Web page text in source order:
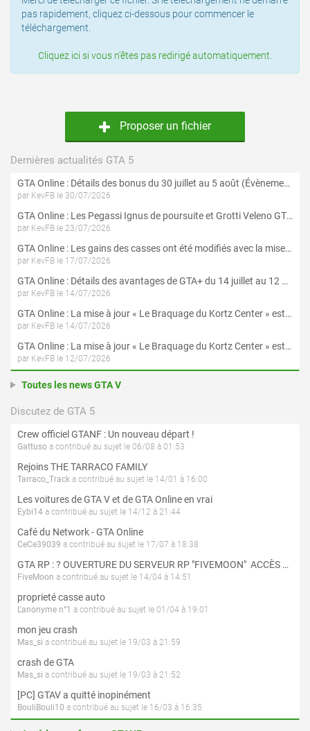
pas rapidement, cliquez ci-dessous pour commencer le
téléchargement.
Cliquez ici si vous n'êtes pas redirigé automatiquement.
Proposer un fichier
Dernières actualités GTA 5
GTA Online : Détails des bonus du 30 juillet au 5 août (Évènement « Braquages d'été »)
par KevFB le 30/07/2026
GTA Online : Les Pegassi Ignus de poursuite et Grotti Veleno GT sont maintenant disponibles
par KevFB le 23/07/2026
GTA Online : Les gains des casses ont été modifiés avec la mise à jour « Le Braquage du Kortz Center »
par KevFB le 17/07/2026
GTA Online : Détails des avantages de GTA+ du 14 juillet au 12 août
par KevFB le 14/07/2026
GTA Online : La mise à jour « Le Braquage du Kortz Center » est maintenant disponible
par KevFB le 14/07/2026
GTA Online : La mise à jour « Le Braquage du Kortz Center » est disponible en préchargement sur PS5 et Xbox Series X|S
par KevFB le 12/07/2026
Toutes les news GTA V
Discutez de GTA 5
Crew officiel GTANF : Un nouveau départ !
Gattuso a contribué au sujet le 06/08 à 01:53
Rejoins THE TARRACO FAMILY
Tarraco_Track a contribué au sujet le 14/01 à 16:00
Les voitures de GTA V et de GTA Online en vrai
Eybi14 a contribué au sujet le 14/12 à 21:44
Café du Network - GTA Online
CeCe39039 a contribué au sujet le 17/07 à 18:38
GTA RP : ? OUVERTURE DU SERVEUR RP "FIVEMOON"  ACCÈS LIBRE ?
FiveMoon a contribué au sujet le 14/04 à 14:51
proprieté casse auto
L'anonyme n°1 a contribué au sujet le 01/04 à 19:01
mon jeu crash
Mas_si a contribué au sujet le 19/03 à 21:59
crash de GTA
Mas_si a contribué au sujet le 19/03 à 21:52
[PC] GTAV a quitté inopinément
BouliBouli10 a contribué au sujet le 16/03 à 16:35